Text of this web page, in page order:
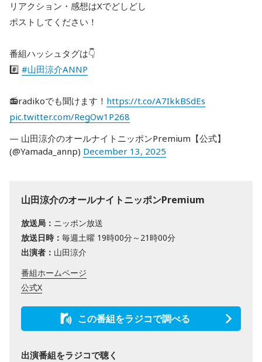
リアクション・感想はXでどしどし
ポストしてください！
番組ハッシュタグは👇
#️⃣ #山田涼介ANNP
📻radikoでも聞けます！ https://t.co/A7IkkBSdEs
pic.twitter.com/RegOw1P268
— 山田涼介のオールナイトニッポンPremium【公式】
(@Yamada_annp) December 13, 2025
山田涼介のオールナイトニッポンPremium
放送局： ニッポン放送
放送日時： 毎週土曜 19時00分～21時00分
出演者： 山田涼介
番組ホームページ
公式X
この番組をラジコで調べる
出演番組をラジコで聴く